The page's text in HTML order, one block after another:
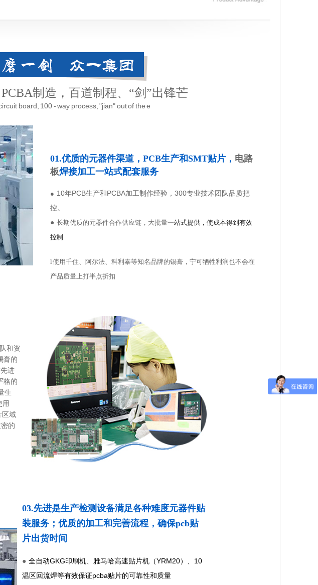
制造，百道制程、“剑”出锋芒
board, 100 - way process, "jian" out of the e
01.优质的元器件渠道，PCB生产和SMT贴片， 电路
板焊接加工一站式配套服务
● 10年PCB生产和PCBA加工制作经验，300专业技术团队品质把
控。
● 长期优质的元器件合作供应链，大批量一站式提供，使成本得到有效
控制
l使用千住、阿尔法、科利泰等知名品牌的锡膏，宁可牺牲利润也不会在
产品质量上打半点折扣
和资
膏的
进
格的
生
用
区域
的
03.先进是生产检测设备满足各种难度元器件贴
装服务；优质的加工和完善流程，确保pcb贴
片出货时间
● 全自动GKG印刷机、雅马哈高速贴片机（YRM20）、10
温区回流焊等有效保证pcba贴片的可靠性和质量